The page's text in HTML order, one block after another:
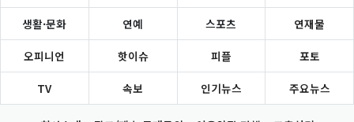
생활·문화 연예 스포츠 연재물
오피니언 핫이슈 피플 포토
TV 속보 인기뉴스 주요뉴스